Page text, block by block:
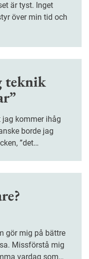
över min tid och
teknik
borde jag
”det
Missförstå mig
vardag som